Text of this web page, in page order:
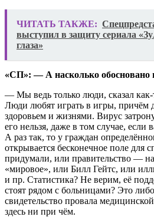
ЧИТАТЬ ТАКЖЕ:
выступил в защиту сериала
глаза»
«СП»: — А насколько обосновано
— Мы ведь только люди, сказал
Люди любят играть в игры, причём
здоровьем и жизнями. Вирус
его нельзя, даже в том случае, если
А раз так, то у граждан
открывается бесконечное поле для
придумали, или правительство —
«мировое», или Билл Гейтс, или
и пр. Статистика? Не верим, её
стоят рядом с больницами? Это
свидетельство провала
здесь ни при чём.